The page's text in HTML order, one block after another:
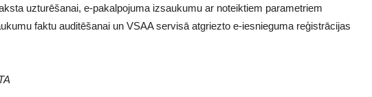
uzturēšanai, e-pakalpojuma izsaukumu ar noteiktiem parametriem
faktu auditēšanai un VSAA servisā atgriezto e-iesnieguma reģistrācijas